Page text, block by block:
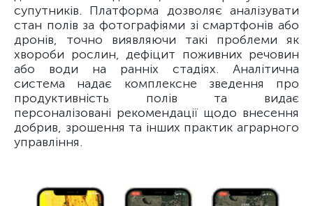
супутників. Платформа дозволяє аналізувати
стан полів за фотографіями зі смартфонів або
дронів, точно виявляючи такі проблеми як
хвороби рослин, дефіцит поживних речовин
або води на ранніх стадіях. Аналітична
система надає комплексне зведення про
продуктивність полів та видає
персоналізовані рекомендації щодо внесення
добрив, зрошення та інших практик аграрного
управління.